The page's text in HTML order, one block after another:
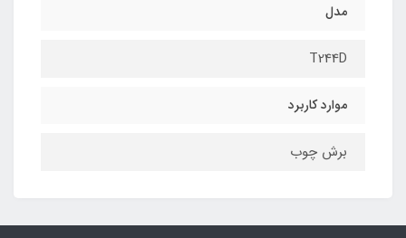
مدل
T244D
موارد کاربرد
برش چوب